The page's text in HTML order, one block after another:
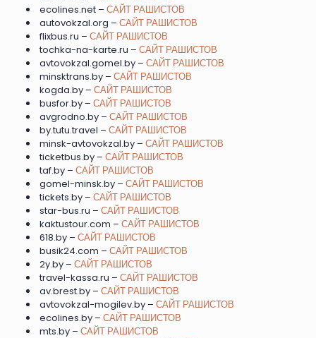
ecolines.net – САЙТ РАШИСТОВ
autovokzal.org – САЙТ РАШИСТОВ
flixbus.ru – САЙТ РАШИСТОВ
tochka-na-karte.ru – САЙТ РАШИСТОВ
avtovokzal.gomel.by – САЙТ РАШИСТОВ
minsktrans.by – САЙТ РАШИСТОВ
kogda.by – САЙТ РАШИСТОВ
busfor.by – САЙТ РАШИСТОВ
avgrodno.by – САЙТ РАШИСТОВ
by.tutu.travel – САЙТ РАШИСТОВ
minsk-avtovokzal.by – САЙТ РАШИСТОВ
ticketbus.by – САЙТ РАШИСТОВ
taf.by – САЙТ РАШИСТОВ
gomel-minsk.by – САЙТ РАШИСТОВ
tickets.by – САЙТ РАШИСТОВ
star-bus.ru – САЙТ РАШИСТОВ
kaktustour.com – САЙТ РАШИСТОВ
618.by – САЙТ РАШИСТОВ
busik24.com – САЙТ РАШИСТОВ
2y.by – САЙТ РАШИСТОВ
travel-kassa.ru – САЙТ РАШИСТОВ
av.brest.by – САЙТ РАШИСТОВ
avtovokzal-mogilev.by – САЙТ РАШИСТОВ
ecolines.by – САЙТ РАШИСТОВ
mts.by – САЙТ РАШИСТОВ